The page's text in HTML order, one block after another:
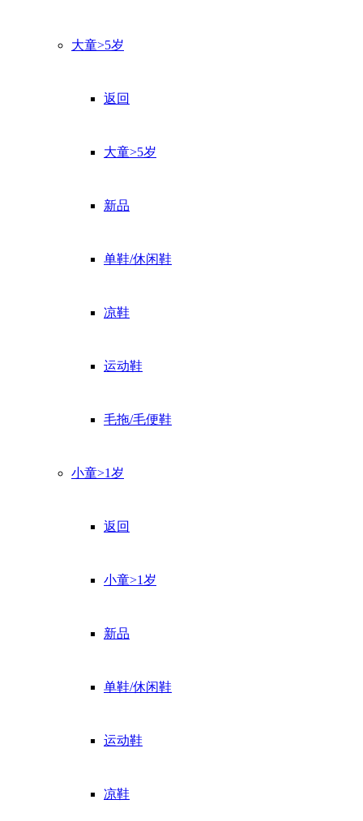
大童>5岁
返回
大童>5岁
新品
单鞋/休闲鞋
凉鞋
运动鞋
毛拖/毛便鞋
小童>1岁
返回
小童>1岁
新品
单鞋/休闲鞋
运动鞋
凉鞋